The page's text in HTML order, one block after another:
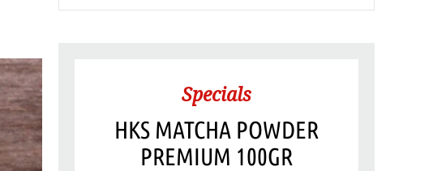
Specials
HKS MATCHA POWDER
PREMIUM 100GR